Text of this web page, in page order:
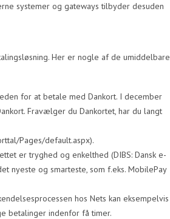
systemer og gateways tilbyder desuden
Her er nogle af de umiddelbare
for at betale med Dankort. I december
Fravælger du Dankortet, har du langt
Pages/default.aspx).
er tryghed og enkelthed (DIBS: Dansk e-
nyeste og smarteste, som f.eks. MobilePay
hos Nets kan eksempelvis
betalinger indenfor få timer.